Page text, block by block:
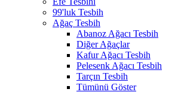
99'luk Tesbih
Ağaç Tesbih
Abanoz Ağacı Tesbih
Diğer Ağaçlar
Kafur Ağacı Tesbih
Pelesenk Ağacı Tesbih
Tarçın Tesbih
Tümünü Göster